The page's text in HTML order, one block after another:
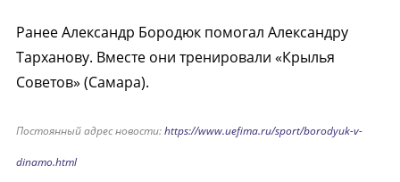
Ранее Александр Бородюк помогал Александру
Тарханову. Вместе они тренировали «Крылья
Советов» (Самара).
Постоянный адрес новости:https://www.uefima.ru/sport/borodyuk-v-
dinamo.html